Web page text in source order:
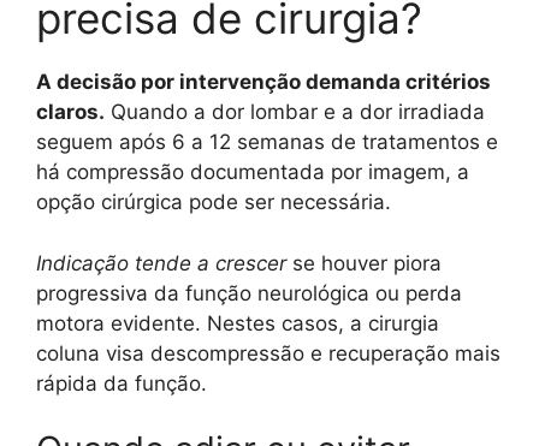
precisa de cirurgia?
A decisão por intervenção demanda critérios
claros. Quando a dor lombar e a dor irradiada
seguem após 6 a 12 semanas de tratamentos e
há compressão documentada por imagem, a
opção cirúrgica pode ser necessária.
Indicação tende a crescerse houver piora
progressiva da função neurológica ou perda
motora evidente. Nestes casos, a cirurgia
coluna visa descompressão e recuperação mais
rápida da função.